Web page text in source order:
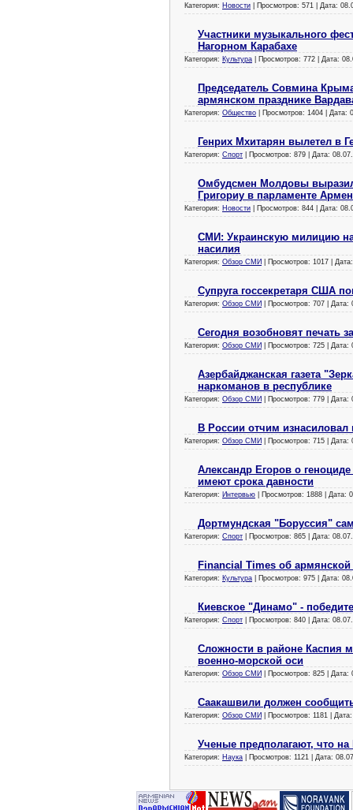
Категория: Новости | Просмотров: 571 | Дата:
Участники музыкального
Нагорном Карабахе
Категория: Культура | Просмотров: 772 | Дата:
Председатель Совмина
армянском празднике
Категория: Общество | Просмотров: 1404 | Дата:
Генрих Мхитарян вылетел в
Категория: Спорт | Просмотров: 879 | Дата:
Омбудсмен Молдовы
Григориу в парламенте
Категория: Новости | Просмотров: 844 | Дата:
СМИ: Украинскую милицию
насилия
Категория: Обзор СМИ | Просмотров: 1017 |
Супруга госсекретаря США
Категория: Обзор СМИ | Просмотров: 707 | Дата:
Сегодня возобновят печать
Категория: Обзор СМИ | Просмотров: 725 | Дата:
Азербайджанская газета
наркоманов в республике
Категория: Обзор СМИ | Просмотров: 779 | Дата:
В России отчим
Категория: Обзор СМИ | Просмотров: 715 | Дата:
Александр Егоров о
имеют срока давности
Категория: Интервью | Просмотров: 1888 | Дата:
Дортмундская "Боруссия"
Категория: Спорт | Просмотров: 865 | Дата:
Financial Times об армянской
Категория: Культура | Просмотров: 975 | Дата:
Киевское "Динамо" -
Категория: Спорт | Просмотров: 840 | Дата:
Сложности в районе Каспия
военно-морской оси
Категория: Обзор СМИ | Просмотров: 825 | Дата:
Саакашвили должен
Категория: Обзор СМИ | Просмотров: 1181 |
Ученые предполагают, что
Категория: Наука | Просмотров: 1121 | Дата: